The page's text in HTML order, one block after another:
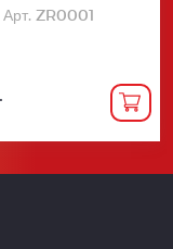
Арт. ZR0001